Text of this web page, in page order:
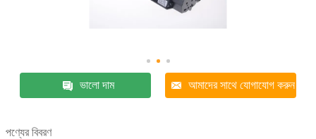
ভালো দাম আমাদের সাথে যোগাযোগ করুন
পণ্যের বিবরণ